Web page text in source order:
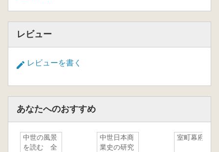
レビュー
レビューを書く
あなたへのおすすめ
中世の風景
を読む 全
中世日本商
業史の研究
室町幕府論